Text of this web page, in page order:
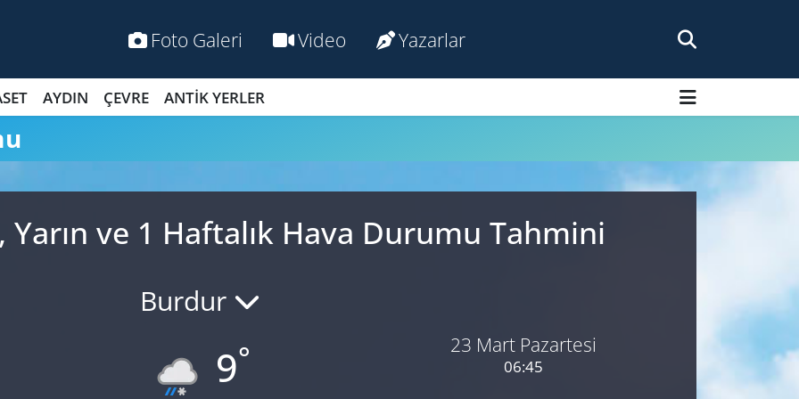
Foto Galeri Video Yazarlar
AYDIN ÇEVRE ANTİK YERLER
ve 1 Haftalık Hava Durumu Tahmini
Burdur
9° 23 Mart Pazartesi
06:45